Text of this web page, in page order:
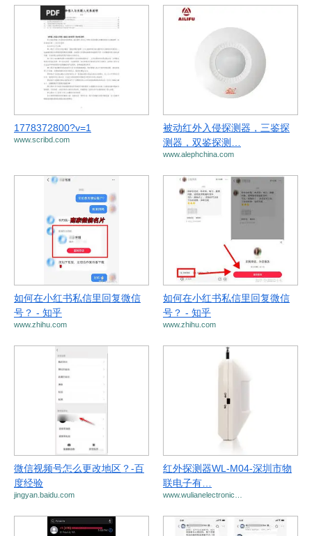
1778372800?v=1
www.scribd.com
被动红外入侵探测器，三鉴探
测器，双鉴探测…
www.alephchina.com
如何在小红书私信里回复微信
号？ - 知乎
www.zhihu.com
如何在小红书私信里回复微信
号？ - 知乎
www.zhihu.com
微信视频号怎么更改地区？-百
度经验
jingyan.baidu.com
红外探测器WL-M04-深圳市物
联电子有…
www.wulianelectronic…